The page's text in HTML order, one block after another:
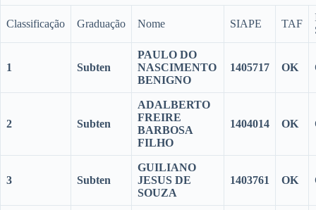
Classificação Graduação Nome SIAPE TAF
1 Subten
PAULO DO
NASCIMENTO
BENIGNO
1405717 OK
2 Subten
ADALBERTO
FREIRE
BARBOSA
FILHO
1404014 OK
3 Subten
GUILIANO
JESUS DE
SOUZA
1403761 OK